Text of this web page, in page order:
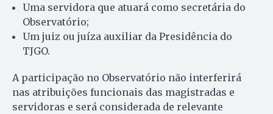
Uma servidora que atuará como secretária do
Observatório;
Um juiz ou juíza auxiliar da Presidência do
TJGO.
A participação no Observatório não interferirá
nas atribuições funcionais das magistradas e
servidoras e será considerada de relevante